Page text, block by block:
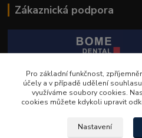
Zákaznická podpora
BOME Dental s.r.o.
Pro základní funkčnost,
účely a v případě udělení
využíváme soubory cookies.
cookies můžete kdykoli upravit
Nastavení